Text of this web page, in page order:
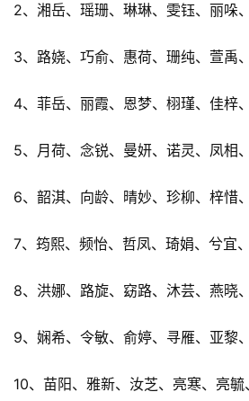
2、湘岳、瑶珊、琳琳、雯钰、丽哚
3、路娆、巧俞、惠荷、珊纯、萱禹
4、菲岳、丽霞、恩梦、栩瑾、佳梓
5、月荷、念锐、曼妍、诺灵、凤相
6、韶淇、向龄、晴妙、珍柳、梓惜
7、筠熙、频怡、哲凤、琦娟、兮宜
8、洪娜、路旋、窈路、沐芸、燕晓
9、娴希、令敏、俞婷、寻雁、亚黎
10、苗阳、雅新、汝芝、亮寒、亮毓